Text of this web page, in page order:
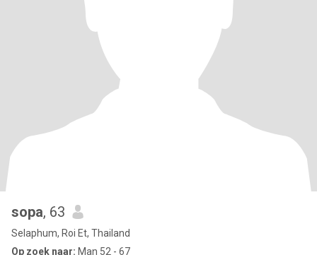
sopa, 63
Selaphum, Roi Et, Thailand
Op zoek naar: Man 52 - 67